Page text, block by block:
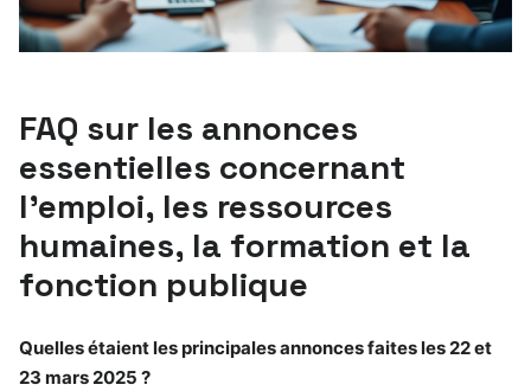
FAQ sur les annonces
essentielles concernant
l’emploi, les ressources
humaines, la formation et la
fonction publique
Quelles étaient les principales annonces faites les 22 et
23 mars 2025 ?